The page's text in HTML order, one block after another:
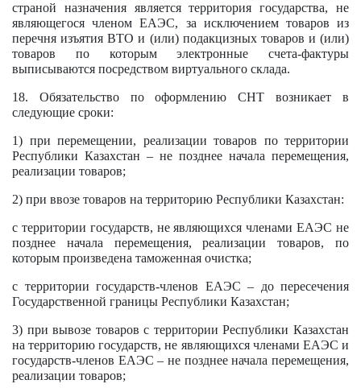
страной назначения является территория государства, не
являющегося членом ЕАЭС, за исключением товаров из
перечня изъятия ВТО и (или) подакцизных товаров и (или)
товаров по которым электронные счета-фактуры
выписываются посредством виртуального склада.
18. Обязательство по оформлению СНТ возникает в
следующие сроки:
1) при перемещении, реализации товаров по территории
Республики Казахстан – не позднее начала перемещения,
реализации товаров;
2) при ввозе товаров на территорию Республики Казахстан:
с территории государств, не являющихся членами ЕАЭС не
позднее начала перемещения, реализации товаров, по
которым произведена таможенная очистка;
с территории государств-членов ЕАЭС – до пересечения
Государственной границы Республики Казахстан;
3) при вывозе товаров с территории Республики Казахстан
на территорию государств, не являющихся членами ЕАЭС и
государств-членов ЕАЭС – не позднее начала перемещения,
реализации товаров;